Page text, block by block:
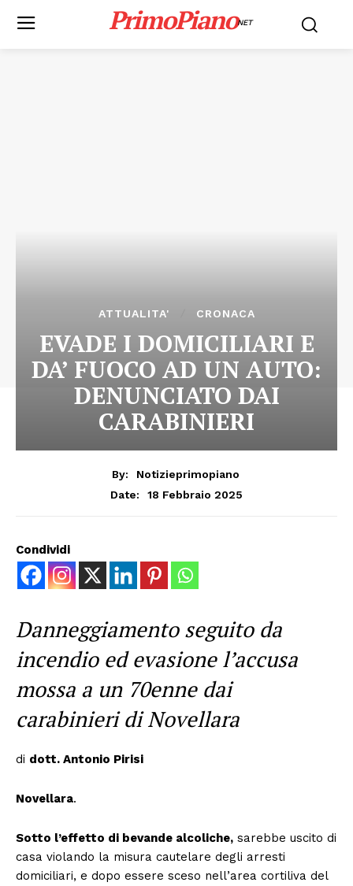
PrimoPianoNET
ATTUALITA' CRONACA
EVADE I DOMICILIARI E
DA’ FUOCO AD UN AUTO:
DENUNCIATO DAI
CARABINIERI
By:
Notizieprimopiano
Date:
18 Febbraio 2025
Condividi
Danneggiamento seguito da
incendio ed evasione l’accusa
mossa a un 70enne dai
carabinieri di Novellara
di dott. Antonio Pirisi
Novellara.
Sotto l’effetto di bevande alcoliche, sarebbe uscito di
casa violando la misura cautelare degli arresti
domiciliari, e dopo essere sceso nell’area cortiliva del